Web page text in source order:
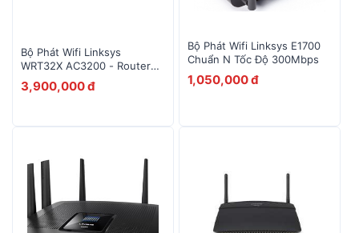
Bộ Phát Wifi Linksys
WRT32X AC3200 - Router
VPN
3,900,000 đ
Bộ Phát Wifi Linksys E1700
Chuẩn N Tốc Độ 300Mbps
1,050,000 đ